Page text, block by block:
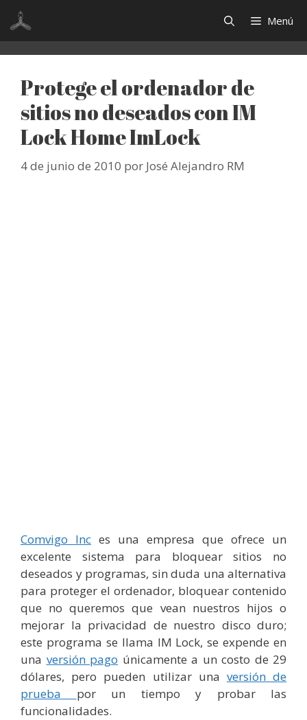
Saltar
contenido
Menú
Protege el ordenador de
sitios no deseados con IM
Lock Home ImLock
4 de junio de 2010 por José Alejandro RM
Comvigo Inc es una empresa que ofrece un
excelente sistema para bloquear sitios no
deseados y programas, sin duda una alternativa
para proteger el ordenador, bloquear contenido
que no queremos que vean nuestros hijos o
mejorar la privacidad de nuestro disco duro;
este programa se llama IM Lock, se expende en
una versión pago únicamente a un costo de 29
dólares, pero pueden utilizar una versión de
prueba por un tiempo y probar las
funcionalidades.